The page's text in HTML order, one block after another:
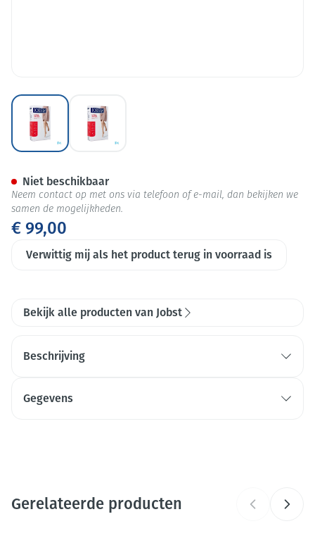
View larger image
€ 99,00
Verwittig mij als het product terug in voorraad is
Niet beschikbaar
Neem contact op met ons via telefoon of e-mail, dan bekijken we
samen de mogelijkheden.
Bekijk alle producten van Jobst
Beschrijving
Transparant: Doorschijnend voor mooie benen
Gegevens
Merken Jobst
Gerelateerde producten